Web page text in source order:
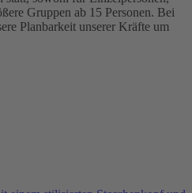
Gruppen ab 15 Personen. Bei
Planbarkeit unserer Kräfte um